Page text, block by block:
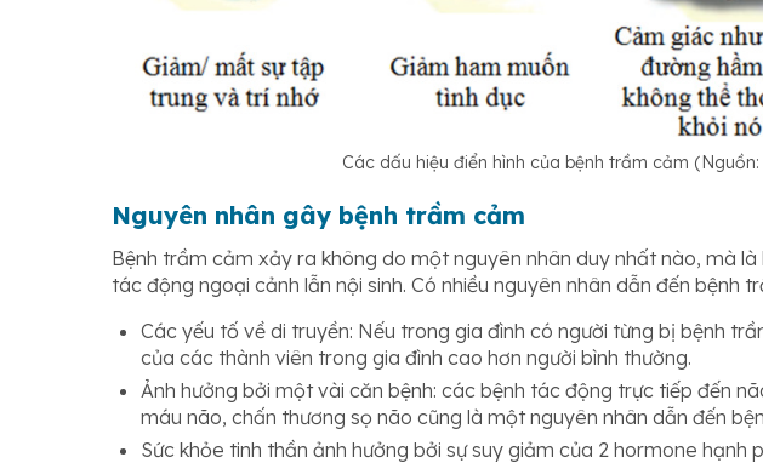
Các dấu hiệu điển hình của bệnh trầm cảm
Nguyên nhân gây bệnh trầm cảm
Bệnh trầm cảm xảy ra không do một nguyên nhân duy nhất nào, mà là
tác động ngoại cảnh lẫn nội sinh. Có nhiều nguyên nhân dẫn đến bệnh
Các yếu tố về di truyền: Nếu trong gia đình có người từng bị bệnh
của các thành viên trong gia đình cao hơn người bình thường.
Ảnh hưởng bởi một vài căn bệnh: các bệnh tác động trực tiếp đến
máu não, chấn thương sọ não cũng là một nguyên nhân dẫn đến
Sức khỏe tinh thần ảnh hưởng bởi sự suy giảm của 2 hormone hạnh